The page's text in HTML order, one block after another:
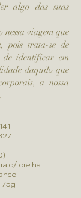
algo das suas
nessa viagem que
pois trata-se de
de identificar em
daquilo que
a nossa
c/ orelha
75g